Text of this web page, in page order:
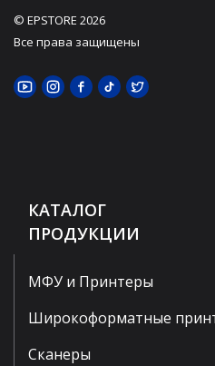
© EPSTORE 2026
Все права защищены
КАТАЛОГ
ПРОДУКЦИИ
МФУ и Принтеры
Широкоформатные
Сканеры